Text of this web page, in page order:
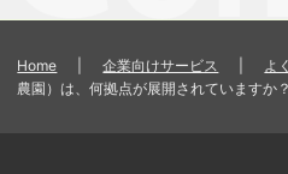
Home 企業向けサービス よ
農園）は、何拠点が展開されていますか